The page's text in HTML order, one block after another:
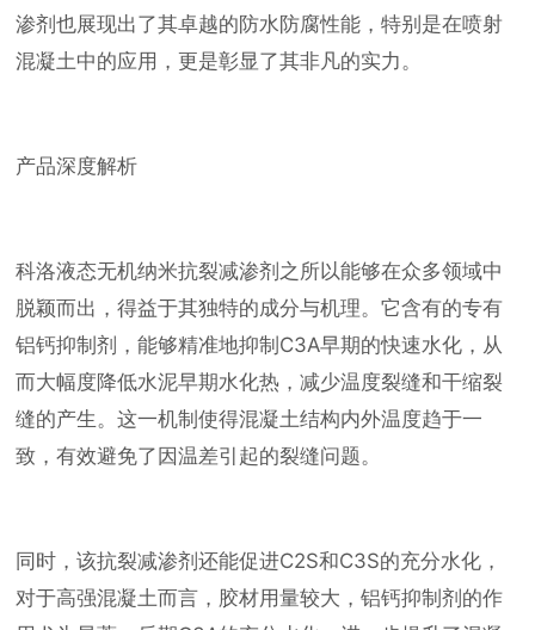
渗剂也展现出了其卓越的防水防腐性能，特别是在喷射
混凝土中的应用，更是彰显了其非凡的实力。
产品深度解析
科洛液态无机纳米抗裂减渗剂之所以能够在众多领域中
脱颖而出，得益于其独特的成分与机理。它含有的专有
铝钙抑制剂，能够精准地抑制C3A早期的快速水化，从
而大幅度降低水泥早期水化热，减少温度裂缝和干缩裂
缝的产生。这一机制使得混凝土结构内外温度趋于一
致，有效避免了因温差引起的裂缝问题。
同时，该抗裂减渗剂还能促进C2S和C3S的充分水化，
对于高强混凝土而言，胶材用量较大，铝钙抑制剂的作